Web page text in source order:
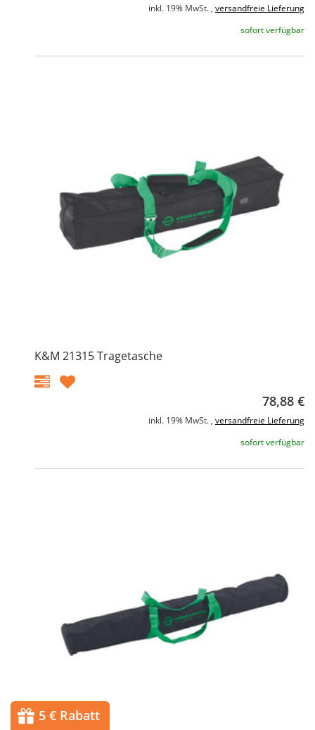
inkl. 19% MwSt. , versandfreie Lieferung
sofort verfügbar
K&M 21315 Tragetasche
78,88 €
inkl. 19% MwSt. , versandfreie Lieferung
sofort verfügbar
5 € Rabatt